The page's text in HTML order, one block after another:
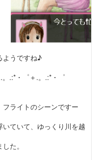
ようですね♪
.:*・゜＋.。.:*・゜
ライトのシーンですー
ていて、ゆっくり川を越
た。